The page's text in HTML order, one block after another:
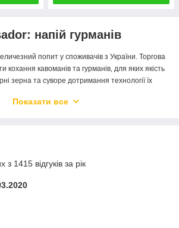
напій гурманів
попит у споживачів з України. Торгова
кохання кавоманів та гурманів, для яких якість
зерна та суворе дотримання технології їх
у кожному ковтку готового напою.
і розгадати її секрет. Таку каву
улюбленої обсмажування. Амбасадор має
категоріях:
смаком та горіховим післясмаком;
Показати все
1415 відгуків за рік